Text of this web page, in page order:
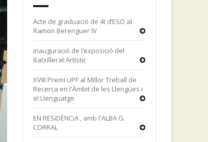
Acte de graduació de 4t d’ESO al
Ramon Berenguer IV
inauguració de l’exposició del
Batxillerat Artístic
XVIII Premi UPF al Millor Treball de
Recerca en l'Àmbit de les Llengües i
el Llenguatge
EN RESiDÈNCiA , amb l'ALBA G.
CORRAL